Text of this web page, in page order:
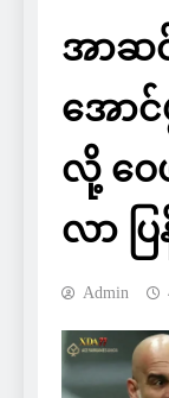
အာဆ
အော
လို့ ဝေ
လာ ပ
Admin